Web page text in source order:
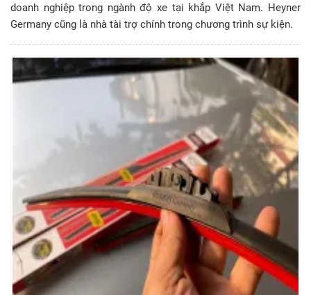
doanh nghiệp trong ngành độ xe tại khắp Việt Nam. Heyner
Germany cũng là nhà tài trợ chính trong chương trình sự kiện.